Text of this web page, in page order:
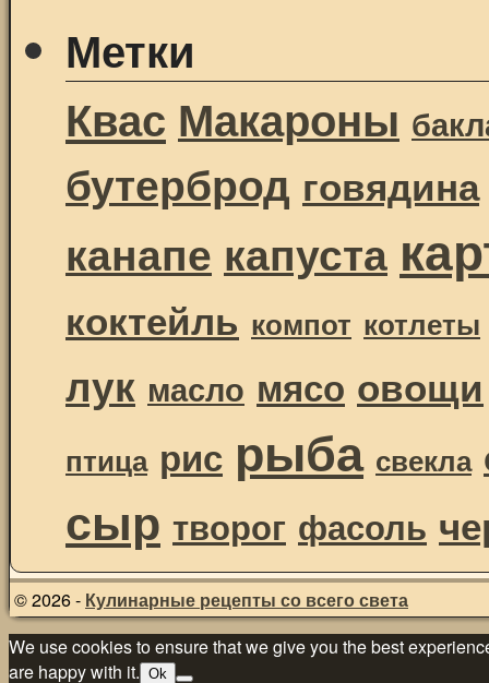
Метки
Квас Макароны
бутерброд говядина
канапе капуста
коктейль компот котлеты
лук масло мясо овощи
птица рис рыба свекла
сыр творог фасоль
© 2026 - Кулинарные рецепты со всего света
We use cookies to ensure that we give you the best
are happy with it. Ok